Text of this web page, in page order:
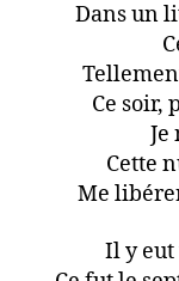
Dans un
Ce soir,
Je
Cette
Me
Il y eut